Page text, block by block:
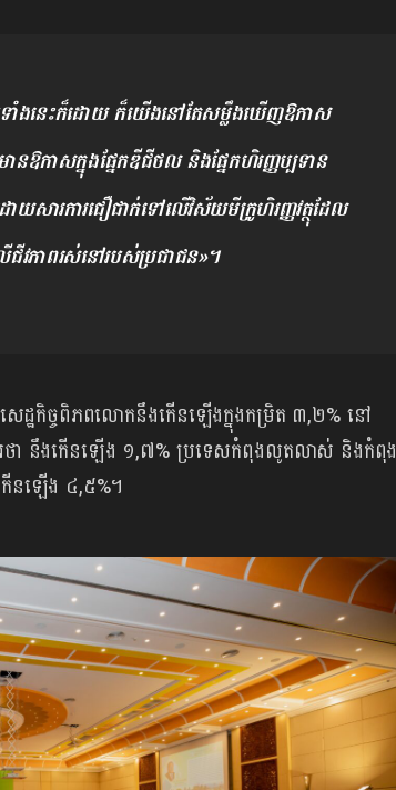
ាំងនេះក៏ដោយ ក៏យើងនៅតែសម្លឹងឃើញឱកាស​
ឱកាសក្នុង​ផ្នែកឌីជីថល និងផ្នែកហិរញ្ញប្បទាន​
យសារការជឿជាក់​ទៅលើវិស័យមីក្រូហិរញ្ញវត្ថុដែល
ើជីវភាពរស់​នៅរបស់ប្រជាជន»។
ដ្ឋកិច្ចពិភពលោកនឹងកើនឡើងក្នុង​កម្រិត ៣,២% នៅ
ករថា នឹងកើនឡើង ១,៧% ប្រទេសកំពុងលូតលាស់ និងកំពុង
នឡើង ៤,៥%។